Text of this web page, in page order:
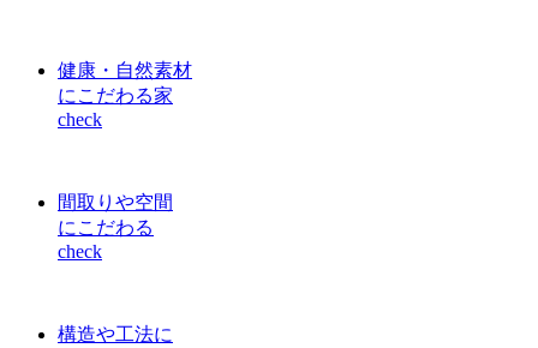
健康・自然素材
にこだわる家
check
間取りや空間
にこだわる
check
構造や工法に